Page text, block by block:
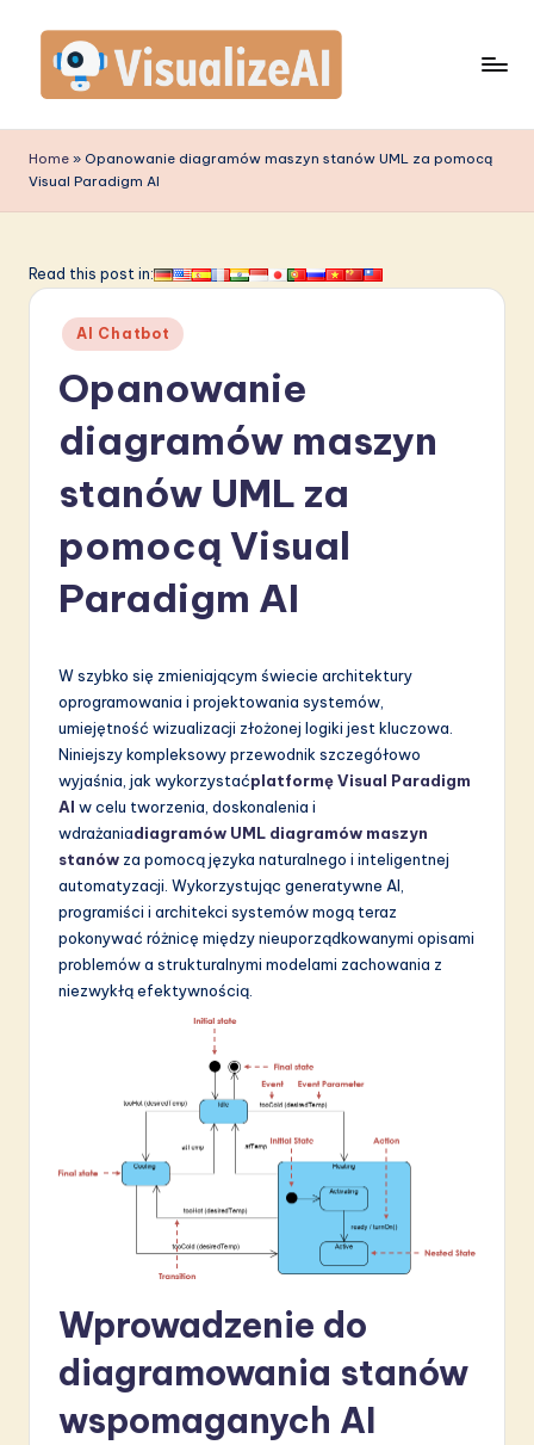
content
is
u
li
A
L
in
A
Home » Opanowanie diagramów maszyn stanów UML za pomocą
Visual Paradigm AI
Read this post in:
Posted
in
AI Chatbot
Opanowanie
diagramów maszyn
stanów UML za
pomocą Visual
Paradigm AI
W szybko się zmieniającym świecie architektury
oprogramowania i projektowania systemów,
umiejętność wizualizacji złożonej logiki jest kluczowa.
Niniejszy kompleksowy przewodnik szczegółowo
wyjaśnia, jak wykorzystaćplatformę Visual Paradigm
AI w celu tworzenia, doskonalenia i
wdrażaniadiagramów UML diagramów maszyn
stanów za pomocą języka naturalnego i inteligentnej
automatyzacji. Wykorzystując generatywne AI,
programiści i architekci systemów mogą teraz
pokonywać różnicę między nieuporządkowanymi opisami
problemów a strukturalnymi modelami zachowania z
niezwykłą efektywnością.
Wprowadzenie do
diagramowania stanów
wspomaganych AI